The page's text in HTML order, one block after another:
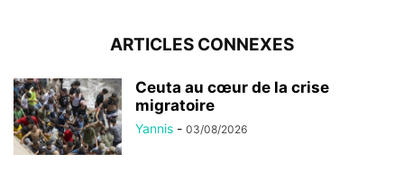
ARTICLES CONNEXES
Ceuta au cœur de la crise
migratoire
Yannis - 03/08/2026